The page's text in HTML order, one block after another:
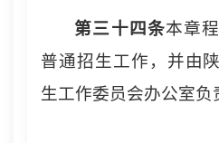
第三十四条本章
普通招生工作，并由
生工作委员会办公室负